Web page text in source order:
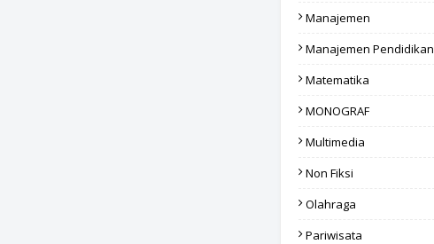
Manajemen
Manajemen Pendidikan
Matematika
MONOGRAF
Multimedia
Non Fiksi
Olahraga
Pariwisata